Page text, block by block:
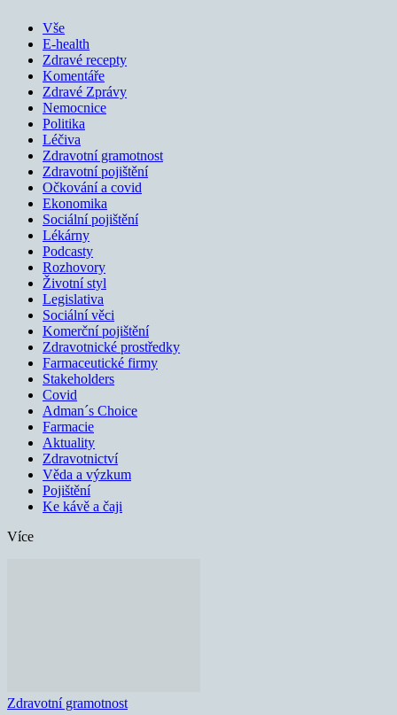
Vše
E-health
Zdravé recepty
Komentáře
Zdravé Zprávy
Nemocnice
Politika
Léčiva
Zdravotní gramotnost
Zdravotní pojištění
Očkování a covid
Ekonomika
Sociální pojištění
Lékárny
Podcasty
Rozhovory
Životní styl
Legislativa
Sociální věci
Komerční pojištění
Zdravotnické prostředky
Farmaceutické firmy
Stakeholders
Covid
Adman´s Choice
Farmacie
Aktuality
Zdravotnictví
Věda a výzkum
Pojištění
Ke kávě a čaji
Více
Zdravotní gramotnost